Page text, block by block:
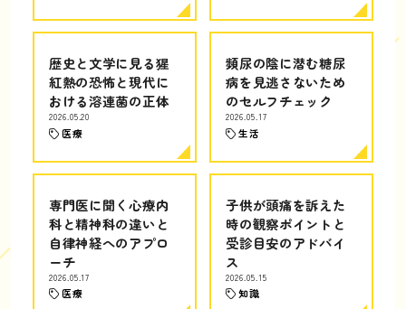
歴史と文学に見る猩
紅熱の恐怖と現代に
おける溶連菌の正体
2026.05.20
医療
頻尿の陰に潜む糖尿
病を見逃さないため
のセルフチェック
2026.05.17
生活
専門医に聞く心療内
科と精神科の違いと
自律神経へのアプロ
ーチ
2026.05.17
医療
子供が頭痛を訴えた
時の観察ポイントと
受診目安のアドバイ
ス
2026.05.15
知識